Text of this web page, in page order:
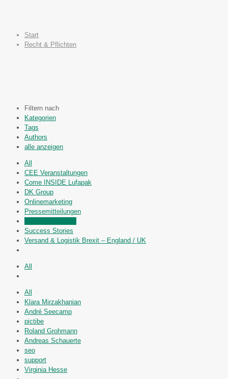
Start
Recht & Pflichten
Filtern nach
Kategorien
Tags
Authors
alle anzeigen
All
CEE Veranstaltungen
Come INSIDE Lufapak
DK Group
Onlinemarketing
Pressemitteilungen
Success Stories
Versand & Logistik Brexit – England / UK
All
All
Klara Mirzakhanian
André Seecamp
pictibe
Roland Grohmann
Andreas Schauerte
seo
support
Virginia Hesse